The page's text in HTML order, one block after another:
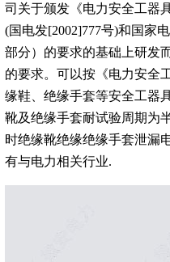
司关于颁发《电力安全工器
(国电发[2002]777号)和国家
部分）的要求的基础上研发
的要求。可以按《电力安全
缘鞋、绝缘手套等安全工器
靴及绝缘手套耐试验周期为
时绝缘靴绝缘绝缘手套泄漏
有与电力相关行业.